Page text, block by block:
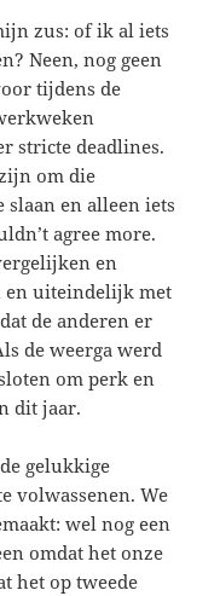
zus: of ik al iets
Neen, nog geen
tijdens de
stricte deadlines.
om die
slaan en alleen iets
agree more.
en
en uiteindelijk met
de anderen er
de weerga werd
om perk en
dit jaar.
gelukkige
volwassenen. We
wel nog een
omdat het onze
het op tweede